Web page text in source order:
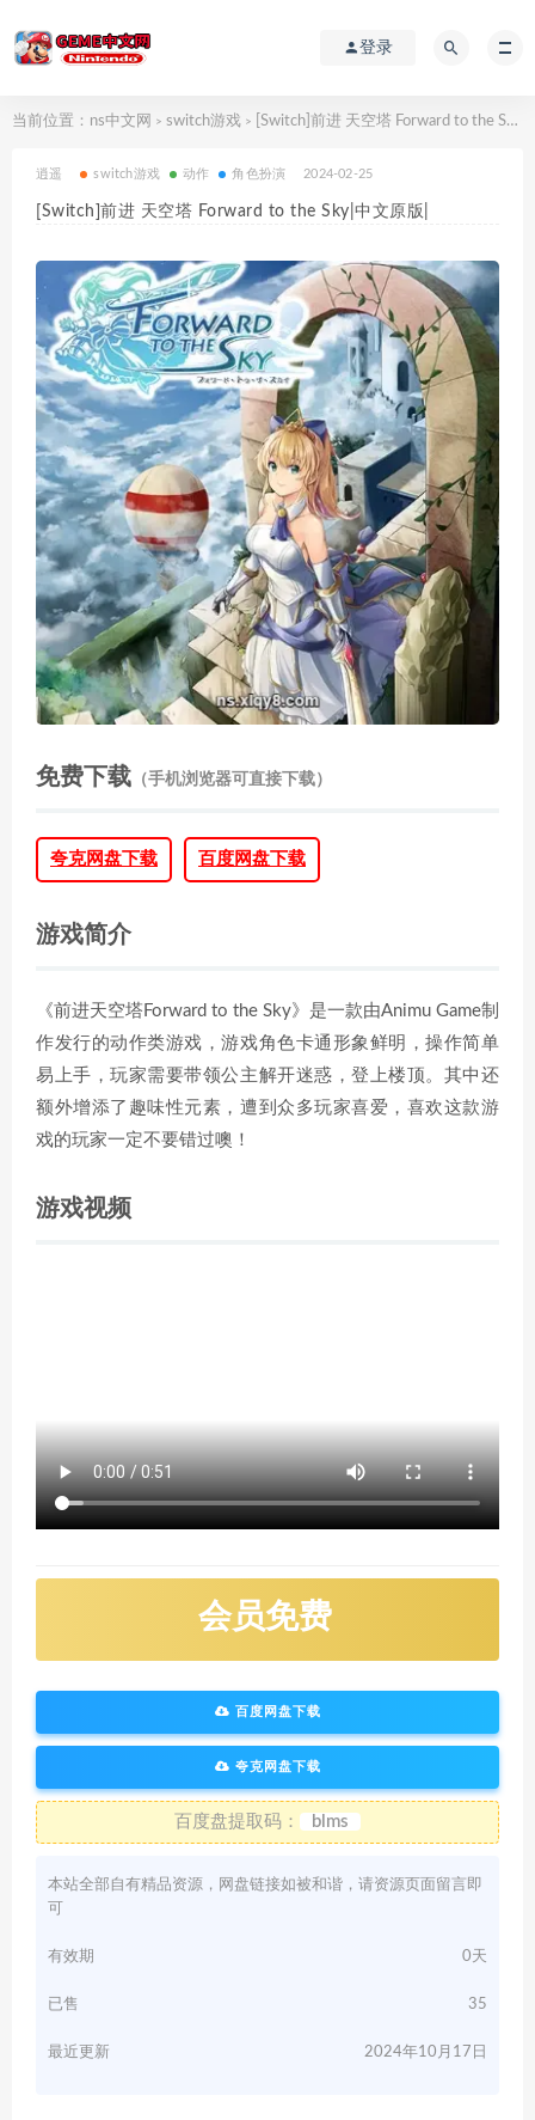
登录
当前位置： ns中文网 > switch游戏 > [Switch]前进 天空塔 Forward to the Sky|中文原版|
逍遥 switch游戏 动作 角色扮演 2024-02-25
[Switch]前进 天空塔 Forward to the Sky|中文原版|
免费下载 （手机浏览器可直接下载）
夸克网盘下载 百度网盘下载
游戏简介
《前进天空塔Forward to the Sky》是一款由Animu Game制
作发行的动作类游戏，游戏角色卡通形象鲜明，操作简单
易上手，玩家需要带领公主解开迷惑，登上楼顶。其中还
额外增添了趣味性元素，遭到众多玩家喜爱，喜欢这款游
戏的玩家一定不要错过噢！
游戏视频
会员免费
百度网盘下载
夸克网盘下载
百度盘提取码： blms
本站全部自有精品资源，网盘链接如被和谐，请资源页面留言即
可
有效期 0天
已售 35
最近更新 2024年10月17日